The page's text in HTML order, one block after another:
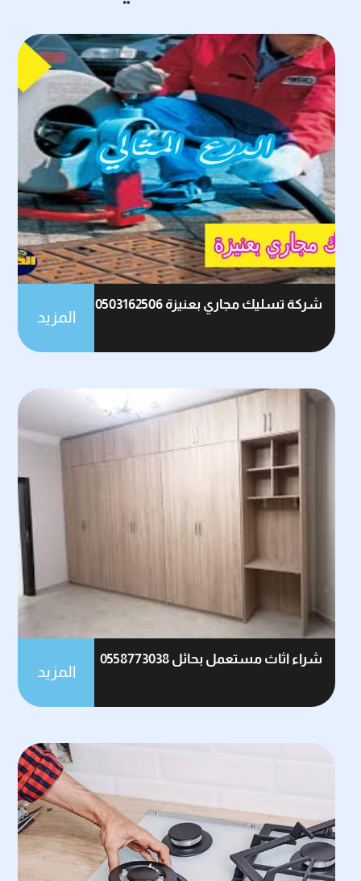
شركة تسليك مجاري بعنيزة 0503162506
المزيد
شراء اثاث مستعمل بحائل 0558773038
المزيد